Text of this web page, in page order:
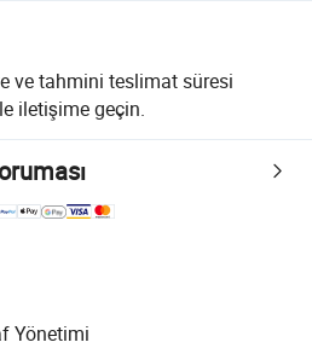
ve tahmini teslimat süresi
iletişime geçin.
Yönetimi